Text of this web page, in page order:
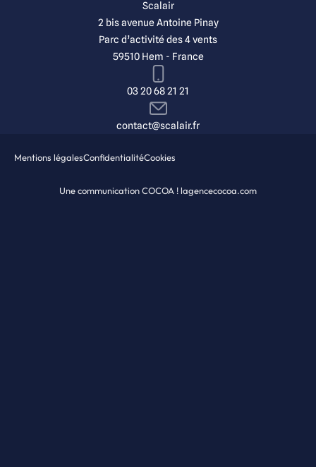
Scalair
2 bis avenue Antoine Pinay
Parc d’activité des 4 vents
59510 Hem - France
03 20 68 21 21
contact@scalair.fr
Une communication COCOA ! lagencecocoa.com
Mentions légalesConfidentialitéCookies